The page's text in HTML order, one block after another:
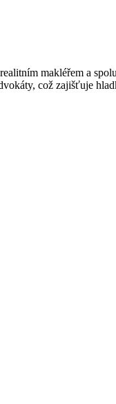
makléřem a
což zajišťuje